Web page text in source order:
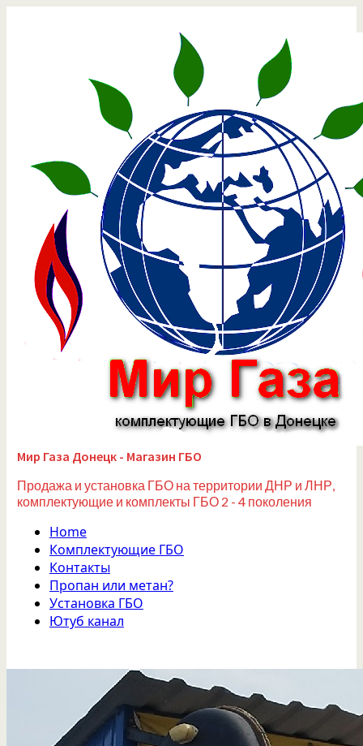
Мир Газа Донецк - Магазин ГБО
Продажа и установка ГБО на территории ДНР и ЛНР,
комплектующие и комплекты ГБО 2 - 4 поколения
Home
Комплектующие ГБО
Контакты
Пропан или метан?
Установка ГБО
Ютуб канал